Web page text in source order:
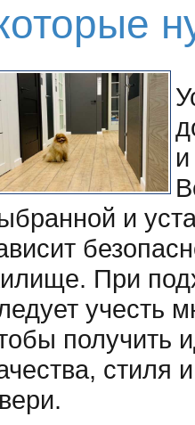
и
При
учесть
получить
стиля